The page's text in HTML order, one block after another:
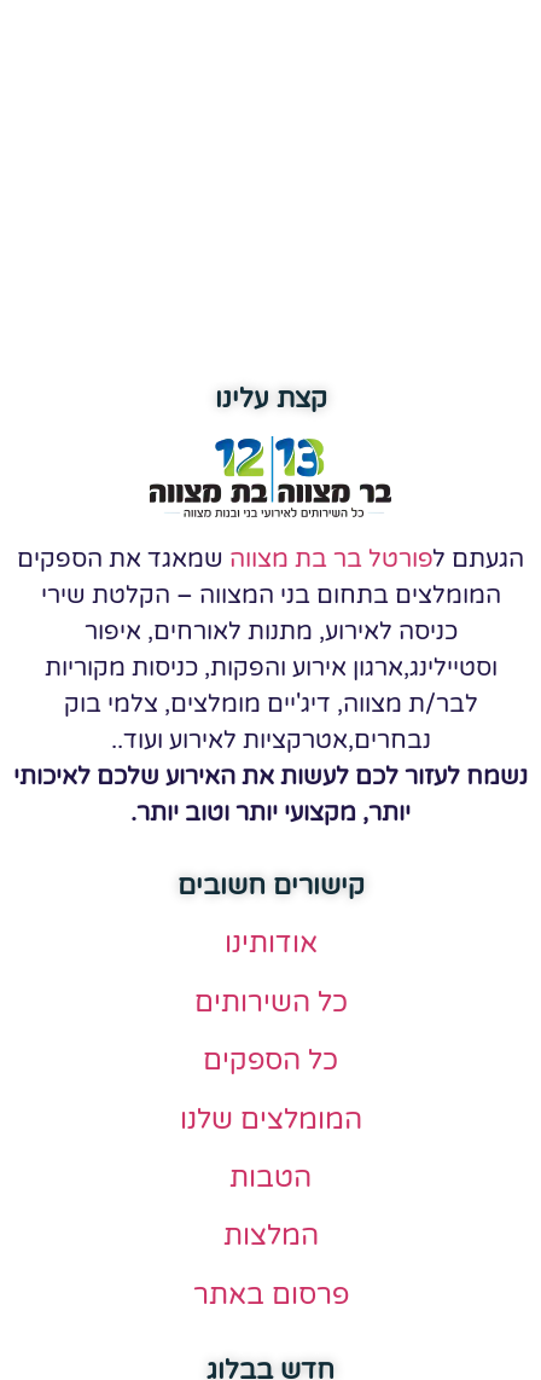
קצת עלינו
הגעתם לפורטל בר בת מצווה שמאגד את הספקים
המומלצים בתחום בני המצווה – הקלטת שירי
כניסה לאירוע, מתנות לאורחים, איפור
וסטיילינג,ארגון אירוע והפקות, כניסות מקוריות
לבר/ת מצווה, דיג'יים מומלצים, צלמי בוק
נבחרים,אטרקציות לאירוע ועוד..
נשמח לעזור לכם לעשות את האירוע שלכם לאיכותי
יותר, מקצועי יותר וטוב יותר.
קישורים חשובים
אודותינו
כל השירותים
כל הספקים
המומלצים שלנו
הטבות
המלצות
פרסום באתר
חדש בבלוג